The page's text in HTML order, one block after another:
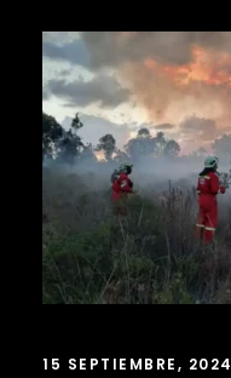
15 SEPTIEMBRE, 2024